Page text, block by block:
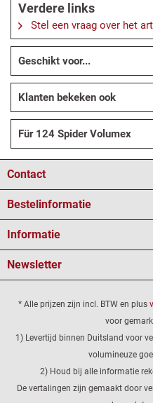
Verdere links
Stel een vraag over het
Geschikt voor...
Klanten bekeken ook
Für 124 Spider Volumex
Contact
Bestelinformatie
Informatie
Newsletter
* Alle prijzen zijn incl. BTW en plus
voor
1) Levertijd binnen Duitsland voor
volumineuze
2) Houd bij alle informatie
De vertalingen zijn gemaakt door